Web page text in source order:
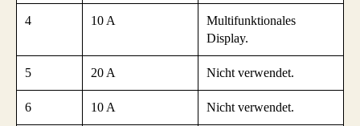
4 10 A
Multifunktionales
Display.
5 20 A Nicht verwendet.
6 10 A Nicht verwendet.